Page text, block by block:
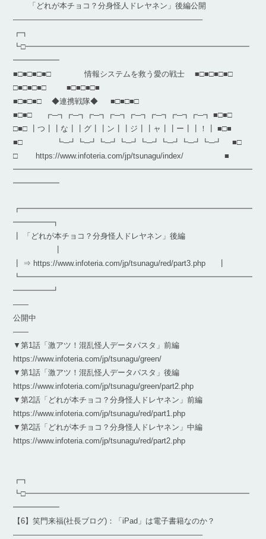
「どれが本チョコ？分身怪人ドレヤネン」後編公開
————————————————————————–
┏┓
┗□━━━━━━━━━━━━━━━━━━━━━━━━━━━━━
━━━━━━
■□■□■□■□ 情報システムを救う愛の戦士 ■□■□■□■□
□■□■□■□ ■□■□■□■
■□■□■□ ◆連携戦隊◆ ■□■□■□
■□■□ ┏─┓┏─┓┏─┓┏─┓┏─┓┏─┓┏─┓┏─┓ ■□■□
□■□ ┃つ┃┃な┃┃グ┃┃ン┃┃ジ┃┃ャ┃┃ー┃┃！┃ ■□■
■□ ┗─┛┗─┛┗─┛┗─┛┗─┛┗─┛┗─┛┗─┛ ■□
□ https://www.infoteria.com/jp/tsunagu/index/ ■
━━━━━━━━━━━━━━━━━━━━━━━━━━━━━━━
━━━━━━
┏━━━━━━━━━━━━━━━━━━━━━━━━━━━━━━
━━━━━┓
┃ 「どれが本チョコ？分身怪人ドレヤネン」後編
┃ ⇒ https://www.infoteria.com/jp/tsunagu/red/part3.php ┃
┗━━━━━━━━━━━━━━━━━━━━━━━━━━━━━━
━━━━━┛
——
公開中
——
▼第1話「激アツ！混乱怪人データパスタ」前編
https://www.infoteria.com/jp/tsunagu/green/
▼第1話「激アツ！混乱怪人データパスタ」後編
https://www.infoteria.com/jp/tsunagu/green/part2.php
▼第2話「どれが本チョコ？分身怪人ドレヤネン」前編
https://www.infoteria.com/jp/tsunagu/red/part1.php
▼第2話「どれが本チョコ？分身怪人ドレヤネン」中編
https://www.infoteria.com/jp/tsunagu/red/part2.php
┏┓
┗□━━━━━━━━━━━━━━━━━━━━━━━━━━━━━
━━━━━━
【6】笑門来福(社長ブログ)：「iPad」は電子書籍なのか？
————————————————————————–